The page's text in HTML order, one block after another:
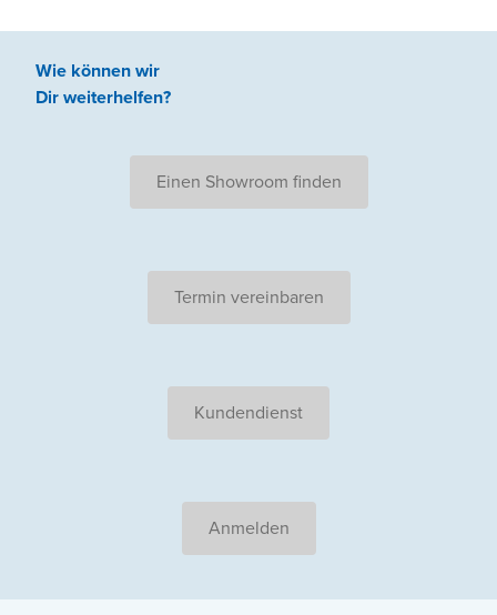
Wie können wir
Dir weiterhelfen?
Einen Showroom finden
Termin vereinbaren
Kundendienst
Anmelden